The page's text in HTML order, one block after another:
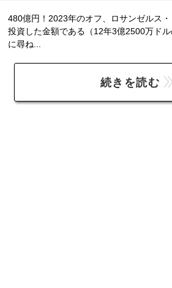
480億円！2023年のオフ、ロサンゼルス
投資した金額である（12年3億2500万ド
に尋ね...
続きを読む